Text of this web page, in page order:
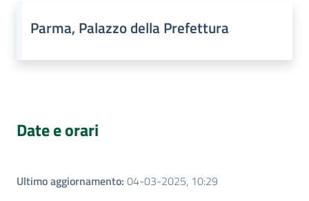
Parma, Palazzo della Prefettura
Date e orari
Ultimo aggiornamento: 04-03-2025, 10:29